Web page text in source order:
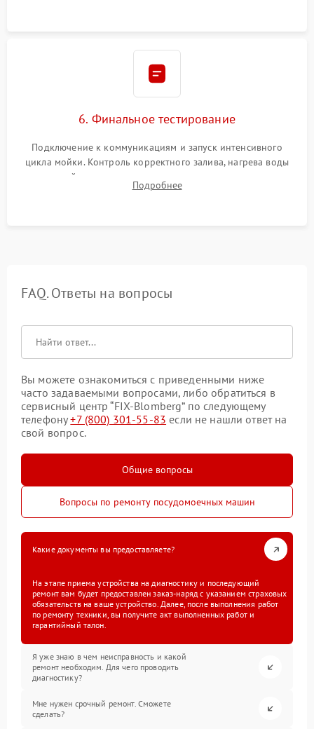
6. Финальное тестирование
Подключение к коммуникациям и запуск интенсивного
цикла мойки. Контроль корректного залива, нагрева воды
до нужной температуры, отсутствия посторонних шумов,
штатного слива и абсолютной сухости в поддоне.
Подробнее
FAQ. Ответы на вопросы
Вы можете ознакомиться с приведенными ниже
часто задаваемыми вопросами, либо обратиться в
сервисный центр “FIX-Blomberg” по следующему
телефону+7 (800) 301-55-83 если не нашли ответ на
свой вопрос.
Общие вопросы
Вопросы по ремонту посудомоечных машин
Какие документы вы предоставляете?
На этапе приема устройства на диагностику и последующий
ремонт вам будет предоставлен заказ-наряд с указанием страховых
обязательств на ваше устройство. Далее, после выполнения работ
по ремонту техники, вы получите акт выполненных работ и
гарантийный талон.
Я уже знаю в чем неисправность и какой
ремонт необходим. Для чего проводить
диагностику?
Мне нужен срочный ремонт. Сможете
сделать?